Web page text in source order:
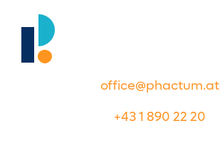
content
office@phactum.at
+43 1 890 22 20